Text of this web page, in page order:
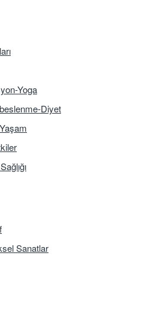
Yoga
beslenme-Diyet
Sanatlar